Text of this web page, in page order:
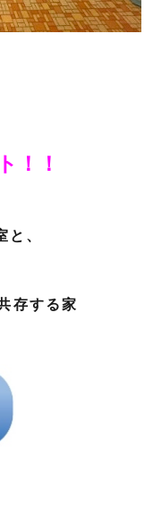
！！
と、
存する家